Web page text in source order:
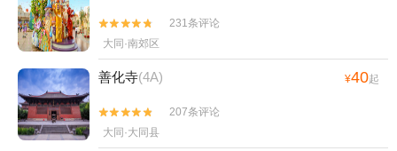


231条评论
大同·南郊区
善化寺(4A) ¥40起


207条评论
大同·大同县